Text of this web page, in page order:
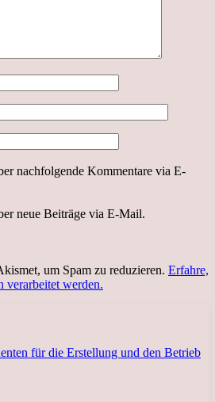
nachfolgende Kommentare via E-
neue Beiträge via E-Mail.
um Spam zu reduzieren. Erfahre,
verarbeitet werden.
für die Erstellung und den Betrieb